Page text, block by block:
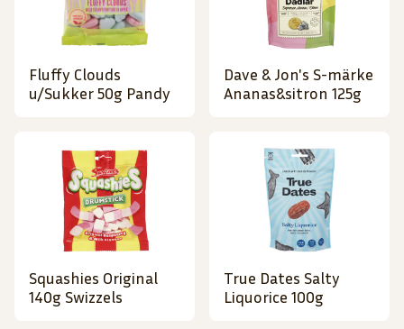
Fluffy Clouds
u/Sukker 50g Pandy
Dave & Jon's S-märke
Ananas&sitron 125g
Squashies Original
140g Swizzels
True Dates Salty
Liquorice 100g